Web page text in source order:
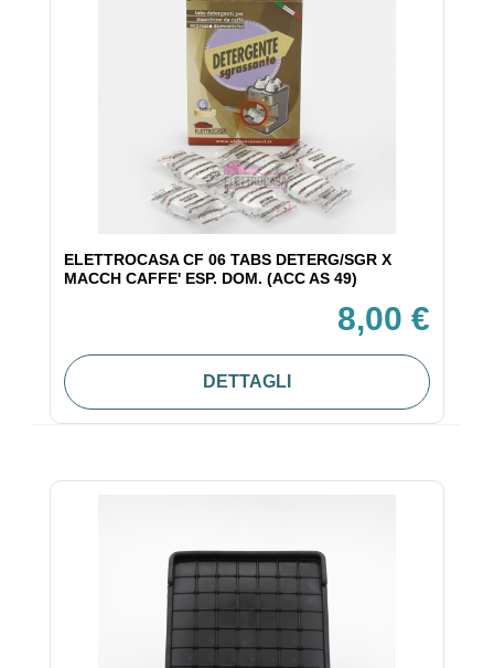
ELETTROCASA CF 06 TABS DETERG/SGR X
MACCH CAFFE' ESP. DOM. (ACC AS 49)
8,00 €
DETTAGLI